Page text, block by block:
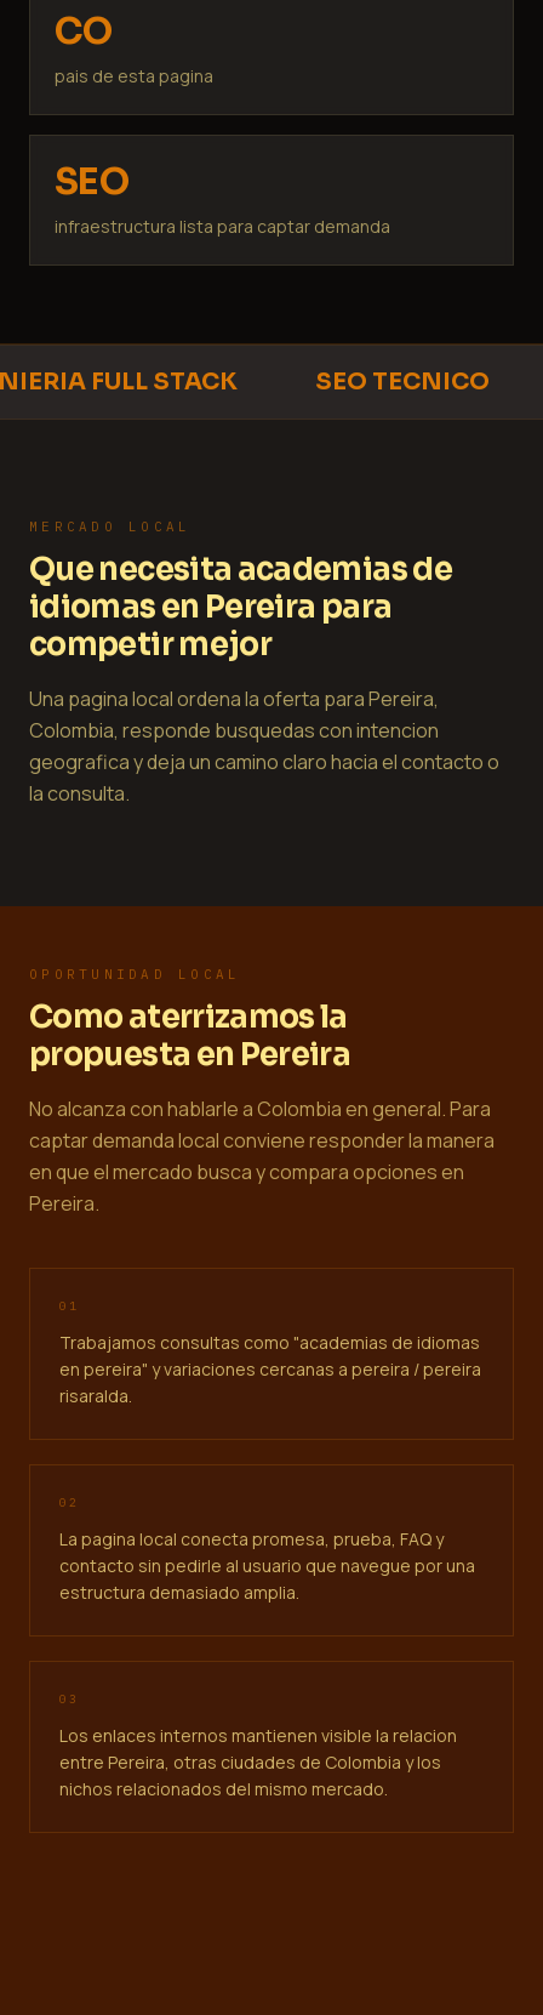
CO
pais de esta pagina
SEO
infraestructura lista para captar demanda
FULL STACK SEO TECNICO
MERCADO LOCAL
Que necesita academias de
idiomas en Pereira para
competir mejor
Una pagina local ordena la oferta para Pereira,
Colombia, responde busquedas con intencion
geografica y deja un camino claro hacia el contacto o
la consulta.
OPORTUNIDAD LOCAL
Como aterrizamos la
propuesta en Pereira
No alcanza con hablarle a Colombia en general. Para
captar demanda local conviene responder la manera
en que el mercado busca y compara opciones en
Pereira.
0 1
Trabajamos consultas como "academias de idiomas
en pereira" y variaciones cercanas a pereira / pereira
risaralda.
02
La pagina local conecta promesa, prueba, FAQ y
contacto sin pedirle al usuario que navegue por una
estructura demasiado amplia.
0 3
Los enlaces internos mantienen visible la relacion
entre Pereira, otras ciudades de Colombia y los
nichos relacionados del mismo mercado.